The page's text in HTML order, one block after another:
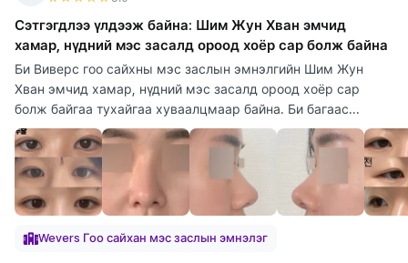
Сэтгэгдлээ үлдээж байна: Шим Жун Хван эмчид
хамар, нүдний мэс засалд ороод хоёр сар болж байна
Би Виверс гоо сайхны мэс заслын эмнэлгийн Шим Жун
Хван эмчид хамар, нүдний мэс засалд ороод хоёр сар
болж байгаа тухайгаа хуваалцмаар байна. Би багаас...
Wevers Гоо сайхан мэс заслын эмнэлэг